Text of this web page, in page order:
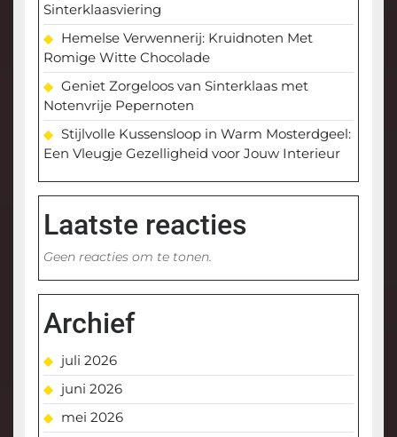
Sinterklaasviering
Hemelse Verwennerij: Kruidnoten Met
Romige Witte Chocolade
Geniet Zorgeloos van Sinterklaas met
Notenvrije Pepernoten
Stijlvolle Kussensloop in Warm Mosterdgeel:
Een Vleugje Gezelligheid voor Jouw Interieur
Laatste reacties
Geen reacties om te tonen.
Archief
juli 2026
juni 2026
mei 2026